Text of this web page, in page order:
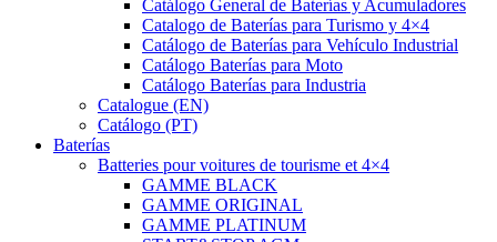
Catálogo General de Baterías y Acumuladores
Catalogo de Baterías para Turismo y 4×4
Catálogo de Baterías para Vehículo Industrial
Catálogo Baterías para Moto
Catálogo Baterías para Industria
Catalogue (EN)
Catálogo (PT)
Baterías
Batteries pour voitures de tourisme et 4×4
GAMME BLACK
GAMME ORIGINAL
GAMME PLATINUM